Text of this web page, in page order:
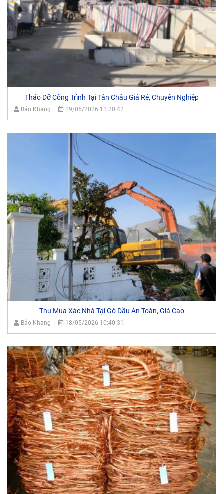
Tháo Dỡ Công Trình Tại Tân Châu Giá Rẻ, Chuyên Nghiệp
Bảo Khang 19/05/2026 11:20:42
Thu Mua Xác Nhà Tại Gò Dầu An Toàn, Giá Cao
Bảo Khang 18/05/2026 10:40:31